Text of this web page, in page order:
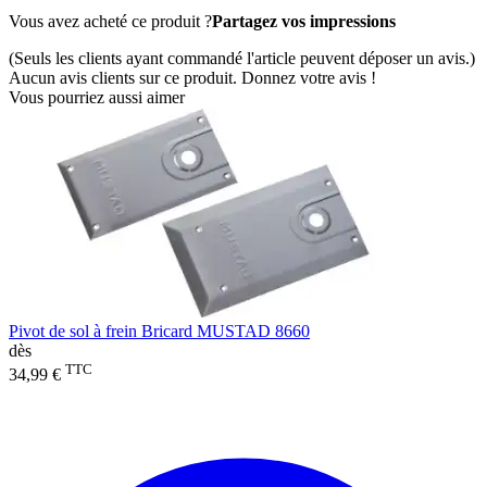
Vous avez acheté ce produit ?Partagez vos impressions
(Seuls les clients ayant commandé l'article peuvent déposer un avis.)
Aucun avis clients sur ce produit. Donnez votre avis !
Vous pourriez aussi aimer
Pivot de sol à frein Bricard MUSTAD 8660
dès
34,99 € TTC